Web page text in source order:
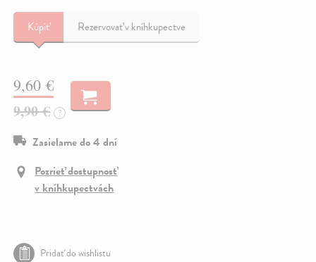
Kúpiť Rezervovať v kníhkupectve
9,60 €
9,90 €
?
Zasielame do 4 dní
Pozrieť dostupnosť
v kníhkupectvách
Pridať do wishlistu